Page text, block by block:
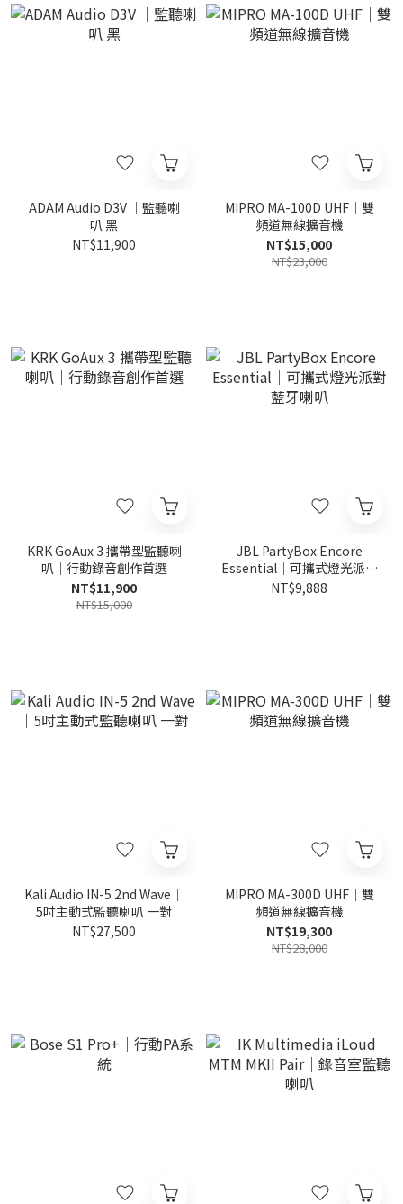
ADAM Audio D3V ｜監聽喇
叭 黑
NT$11,900
MIPRO MA-100D UHF｜雙
頻道無線擴音機
NT$15,000
NT$23,000
KRK GoAux 3 攜帶型監聽喇
叭｜行動錄音創作首選
NT$11,900
NT$15,000
JBL PartyBox Encore
Essential｜可攜式燈光派對
藍牙喇叭
NT$9,888
Kali Audio IN-5 2nd Wave｜
5吋主動式監聽喇叭 一對
NT$27,500
MIPRO MA-300D UHF｜雙
頻道無線擴音機
NT$19,300
NT$28,000